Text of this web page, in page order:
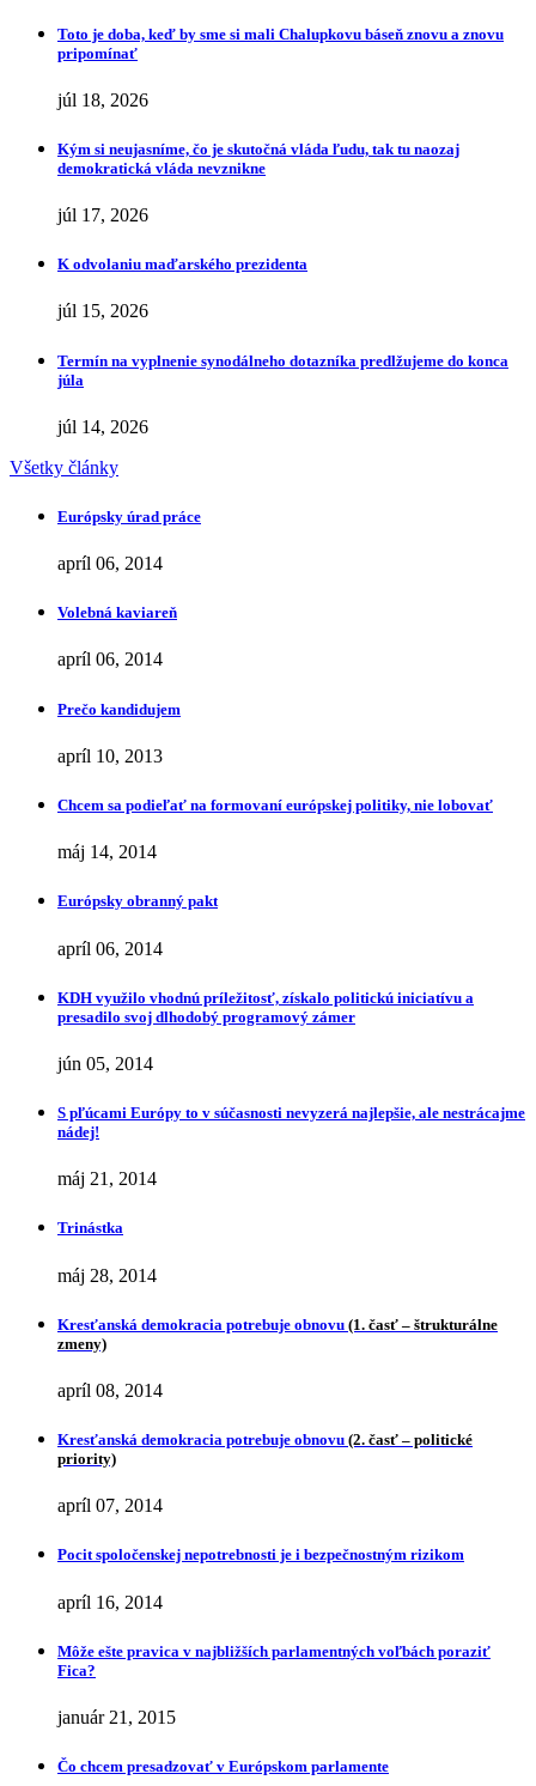
Toto je doba, keď by sme si mali Chalupkovu báseň znovu a znovu
pripomínať
júl 18, 2026
Kým si neujasníme, čo je skutočná vláda ľudu, tak tu naozaj
demokratická vláda nevznikne
júl 17, 2026
K odvolaniu maďarského prezidenta
júl 15, 2026
Termín na vyplnenie synodálneho dotazníka predlžujeme do konca
júla
júl 14, 2026
Všetky články
Európsky úrad práce
apríl 06, 2014
Volebná kaviareň
apríl 06, 2014
Prečo kandidujem
apríl 10, 2013
Chcem sa podieľať na formovaní európskej politiky, nie lobovať
máj 14, 2014
Európsky obranný pakt
apríl 06, 2014
KDH využilo vhodnú príležitosť, získalo politickú iniciatívu a
presadilo svoj dlhodobý programový zámer
jún 05, 2014
S pľúcami Európy to v súčasnosti nevyzerá najlepšie, ale nestrácajme
nádej!
máj 21, 2014
Trinástka
máj 28, 2014
Kresťanská demokracia potrebuje obnovu (1. časť – štrukturálne
zmeny)
apríl 08, 2014
Kresťanská demokracia potrebuje obnovu (2. časť – politické
priority)
apríl 07, 2014
Pocit spoločenskej nepotrebnosti je i bezpečnostným rizikom
apríl 16, 2014
Môže ešte pravica v najbližších parlamentných voľbách poraziť
Fica?
január 21, 2015
Čo chcem presadzovať v Európskom parlamente